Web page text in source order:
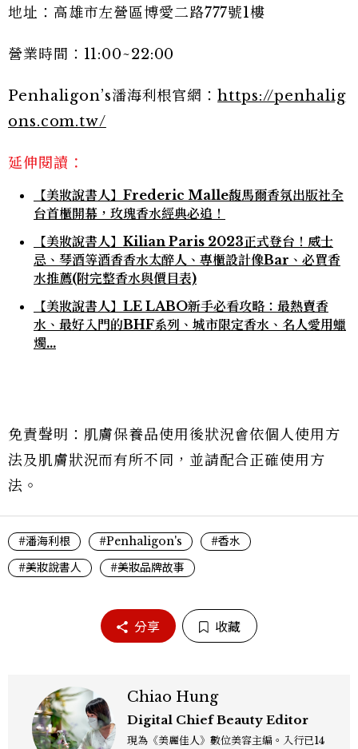
地址：高雄市左營區博愛二路777號1樓
營業時間：11:00~22:00
Penhaligon’s潘海利根官網：https://penhalig
ons.com.tw/
延伸閱讀：
【美妝說書人】Frederic Malle馥馬爾香氛出版社全
台首櫃開幕，玫瑰香水經典必追！
【美妝說書人】Kilian Paris 2023正式登台！威士
忌、琴酒等酒香香水太醉人、專櫃設計像Bar、必買香
水推薦(附完整香水與價目表)
【美妝說書人】LE LABO新手必看攻略：最熱賣香
水、最好入門的BHF系列、城市限定香水、名人愛用蠟
燭…
免責聲明：肌膚保養品使用後狀況會依個人使用方
法及肌膚狀況而有所不同，並請配合正確使用方
法。
#潘海利根 #Penhaligon's
#香水
#美妝說書人
#美妝品牌故事
分享 收藏
Chiao Hung
Digital Chief Beauty Editor
現為《美麗佳人》數位美容主編。入行已14